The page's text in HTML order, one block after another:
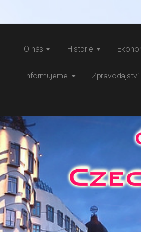
O nás Historie
Informujeme Zpravodajství